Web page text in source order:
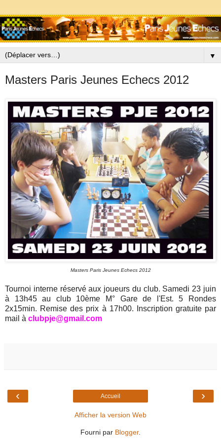
▼
Masters Paris Jeunes Echecs 2012
Masters Paris Jeunes Echecs 2012
Tournoi interne réservé aux joueurs du club. Samedi 23 juin
à 13h45 au club 10ème M° Gare de l'Est. 5 Rondes
2x15min. Remise des prix à 17h00. Inscription gratuite par
mail à clubpje@gmail.com
‹ ›
Accueil
Afficher la version Web
Fourni par Blogger.